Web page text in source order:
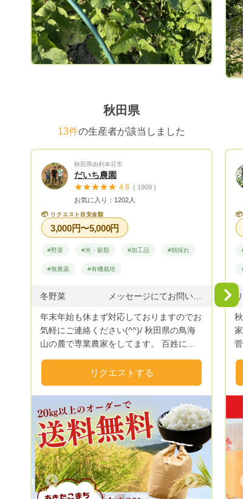
で
秋田県
13件の生産者が該当しました
秋田県由利本荘市
だいち農園
4.8 ( 1909 )
お気に入り：1202人
📦 リクエスト目安金額
3,000円〜5,000円
#野菜 #米・穀類 #加工品 #朝採れ
#無農薬 #有機栽培
年末年始も休まず対応しておりますのでお
気軽にご連絡ください(^^)/ 秋田県の鳥海
山の麓で専業農家をしてます。 百姓にな
米、野菜をたくさんの方々にお届けしたく
始めました。 作物 お米 あきたこまち
つぶぞろい コシヒカリ 野菜 キャ
ベツ ミニトマト アスパラガス サラダ
無農薬 イタリア野菜
リクエストする
Next
📦
6
Previous
Next